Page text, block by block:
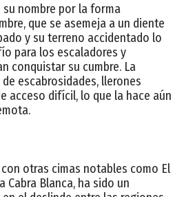
su nombre por la forma
que se asemeja a un diente
y su terreno accidentado lo
para los escaladores y
conquistar su cumbre. La
escabrosidades, llerones
acceso difícil, lo que la hace aún
otras cimas notables como El
Cabra Blanca, ha sido un